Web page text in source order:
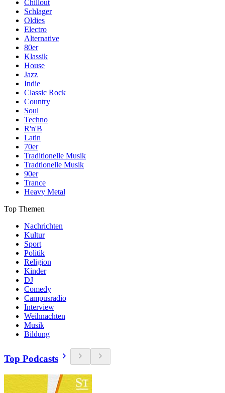
Chillout
Schlager
Oldies
Electro
Alternative
80er
Klassik
House
Jazz
Indie
Classic Rock
Country
Soul
Techno
R'n'B
Latin
70er
Traditionelle Musik
Tradtionelle Musik
90er
Trance
Heavy Metal
Top Themen
Nachrichten
Kultur
Sport
Politik
Religion
Kinder
DJ
Comedy
Campusradio
Interview
Weihnachten
Musik
Bildung
Top Podcasts